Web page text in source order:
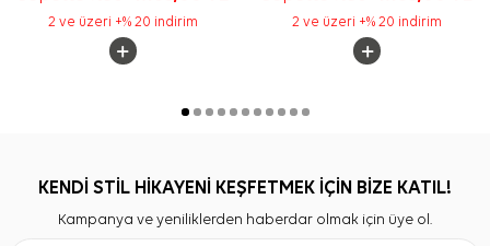
2 ve üzeri +% 20 indirim 2 ve üzeri +% 20 indirim
KENDİ STİL HİKAYENİ KEŞFETMEK İÇİN BİZE KATIL!
Kampanya ve yeniliklerden haberdar olmak için üye ol.